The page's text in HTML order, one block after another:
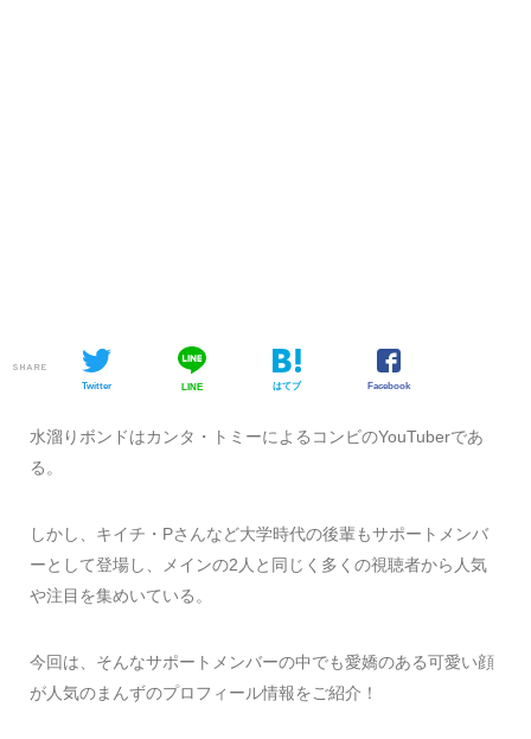
SHARE
Twitter LINE はてブ Facebook
水溜りボンドはカンタ・トミーによるコンビのYouTuberであ
る。
しかし、キイチ・Pさんなど大学時代の後輩もサポートメンバ
ーとして登場し、メインの2人と同じく多くの視聴者から人気
や注目を集めいている。
今回は、そんなサポートメンバーの中でも愛嬌のある可愛い顔
が人気のまんずのプロフィール情報をご紹介！